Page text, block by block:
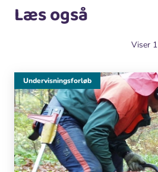
Læs også
Viser 1
Undervisningsforløb